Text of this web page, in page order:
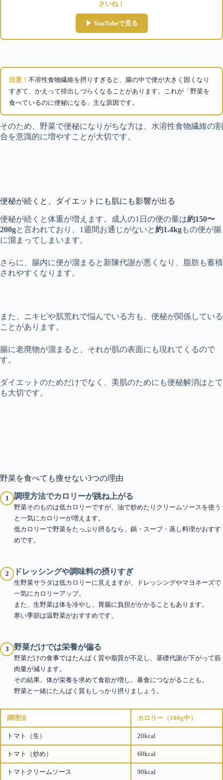
さいね！
▶ YouTubeで見る
注意！ 不溶性食物繊維を摂りすぎると、腸の中で便が大きく固くなり
すぎて、かえって排出しづらくなることがあります。これが「野菜を
食べているのに便秘になる」主な原因です。
そのため、野菜で便秘になりがちな方は、水溶性食物繊維の割
合を意識的に増やすことが大切です。
便秘が続くと、ダイエットにも肌にも影響が出る
便秘が続くと体重が増えます。成人の1日の便の量は約150〜
200gと言われており、1週間お通じがないと約1.4kgもの便が腸
に溜まってしまいます。
さらに
、腸内に便が溜まると新陳代謝が悪くなり、脂肪も蓄積
されやすくなります。
また
、ニキビや肌荒れで悩んでいる方も、便秘が関係している
ことがあります。
腸に老廃物が溜まると、それが肌の表面にも現れてくるので
す。
ダイエットのためだけでなく、美肌のためにも便秘解消はとて
も大切です。
野菜を食べても痩せない3つの理由
1 調理方法でカロリーが跳ね上がる
野菜そのものは低カロリーですが、油で炒めたりクリームソースを使う
と一気にカロリーが増えます。
低カロリーで野菜をたっぷり摂るなら、鍋・スープ・蒸し料理がおすす
めです。
2 ドレッシングや調味料の摂りすぎ
生野菜サラダは低カロリーに見えますが、ドレッシングやマヨネーズで
一気にカロリーアップ。
また、生野菜は体を冷やし、胃腸に負担がかかることもあります。
寒い季節は温野菜がおすすめです。
3 野菜だけでは栄養が偏る
野菜だけの食事ではたんぱく質や脂質が不足し、基礎代謝が下がって筋
肉量が減ります。
その結果、体が栄養を求めて食欲が増し、暴食につながることも。
野菜と一緒にたんぱく質もしっかり摂りましょう。
調理法 カロリー（100g中）
トマト（生） 20kcal
トマト（炒め） 60kcal
トマトクリームソース 90kcal